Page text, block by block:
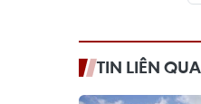
TIN LIÊN